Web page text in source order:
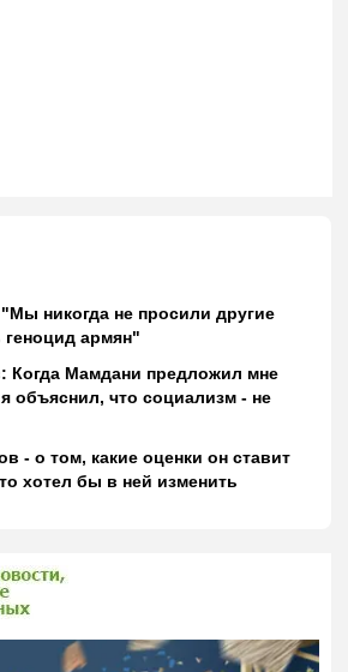
никогда не просили другие
геноцид армян"
Когда Мамдани предложил мне
объяснил, что социализм - не
- о том, какие оценки он ставит
хотел бы в ней изменить